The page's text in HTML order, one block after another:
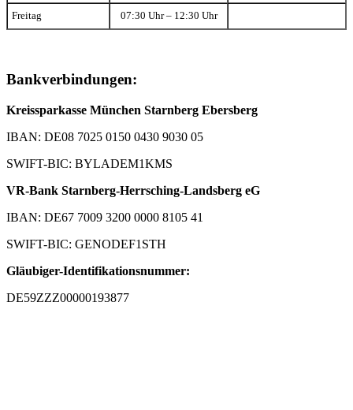
Freitag 07:30 Uhr – 12:30 Uhr
Bankverbindungen:
Kreissparkasse München Starnberg Ebersberg
IBAN: DE08 7025 0150 0430 9030 05
SWIFT-BIC: BYLADEM1KMS
VR-Bank Starnberg-Herrsching-Landsberg eG
IBAN: DE67 7009 3200 0000 8105 41
SWIFT-BIC: GENODEF1STH
Gläubiger-Identifikationsnummer:
DE59ZZZ00000193877